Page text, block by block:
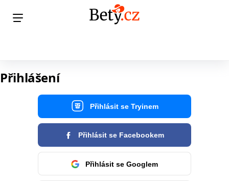
Přihlášení
Přihlásit se Tryinem
Přihlásit se Facebookem
Přihlásit se Googlem